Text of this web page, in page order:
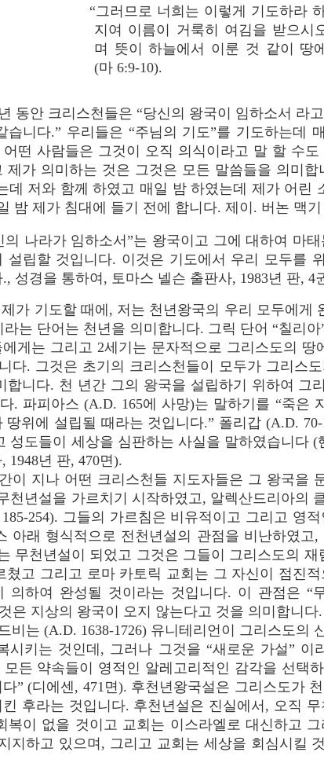
“그러므로 너희는 이렇게 기도하라
지여 이름이 거룩히 여김을 받으시
며 뜻이 하늘에서 이룬 것 같이 땅
(마 6:9-10).
동안 크리스천들은 “당신의 왕국이 임하소서 라
습니다.” 우리들은 “주님의 기도”를 기도하는데
어떤 사람들은 그것이 오직 의식이라고 말 할 수
제가 의미하는 것은 그것은 모든 말씀들을 의미
데 저와 함께 하였고 매일 밤 하였는데 제가 어린
밤 제가 침대에 들기 전에 합니다. 제이. 버논 맥
의 나라가 임하소서”는 왕국이고 그에 대하여 마
설립할 것입니다. 이것은 기도에서 우리 모두를
., 성경을 통하여, 토마스 넬슨 출판사, 1983년 판, 4
가 기도할 때에, 저는 천년왕국의 우리 모두에게
라는 단어는 천년을 의미합니다. 그릭 단어 “칠리
게는 그리고 2세기는 문자적으로 그리스도의
다. 그것은 초기의 크리스천들이 모두가 그리스
합니다. 천 년간 그의 왕국을 설립하기 위하여 그
. 파피아스 (A.D. 165에 사망)는 말하기를 “죽은
땅위에 설립될 때라는 것입니다.” 폴리갑 (A.D.
성도들이 세상을 심판하는 사실을 말하였습니다 (
1948년 판, 470면).
이 지나 어떤 크리스천들 지도자들은 그 왕국을
천년설을 가르치기 시작하였고, 알렉산드리아의
254). 그들의 가르침은 비유적이고 그리고 영
아래 형식적으로 전천년설의 관점을 비난하였고
무천년설이 되었고 그것은 그들이 그리스도의
쳤고 그리고 로마 카토릭 교회는 그 자신이 점진
의하여 완성될 것이라는 것입니다. 이 관점은 “
은 지상의 왕국이 오지 않는다고 것을 의미합니
비는 (A.D. 1638-1726) 유니테리언이 그리스도의
시키는 것인데, 그러나 그것을 “새로운 가설”
모든 약속들이 영적인 알레고리적인 감각을 선
” (디에센, 471면). 후천년왕국설은 그리스도가
후라는 것입니다. 후천년설은 진실에서, 오직
복이 없을 것이고 교회는 이스라엘로 대신하고
지하고 있으며, 그리고 교회는 세상을 회심시킬